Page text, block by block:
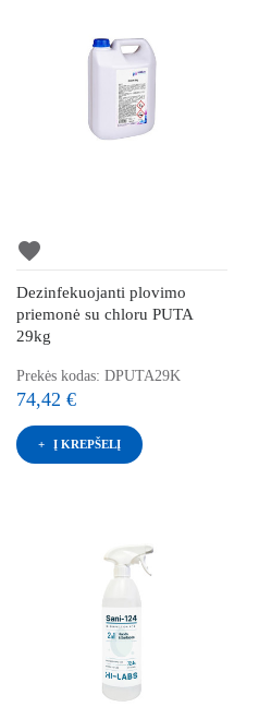
favorite
Dezinfekuojanti plovimo
priemonė su chloru PUTA
29kg
Prekės kodas: DPUTA29K
74,42 €
Į KREPŠELĮ